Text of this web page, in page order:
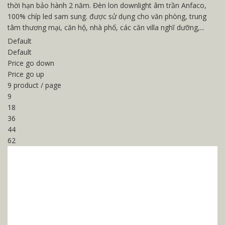
thời hạn bảo hành 2 năm. Đèn lon downlight âm trần Anfaco,
100% chíp led sam sung. được sử dụng cho văn phòng, trung
tâm thương mại, căn hộ, nhà phố, các căn villa nghĩ dưỡng,...
Default
Default
Price go down
Price go up
9 product / page
9
18
36
44
62